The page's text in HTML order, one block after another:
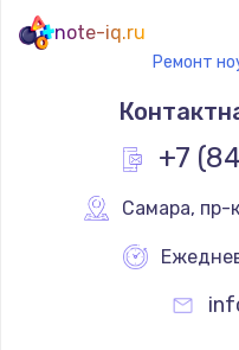
note-iq.ru
Ремонт
+7
Самара, пр-